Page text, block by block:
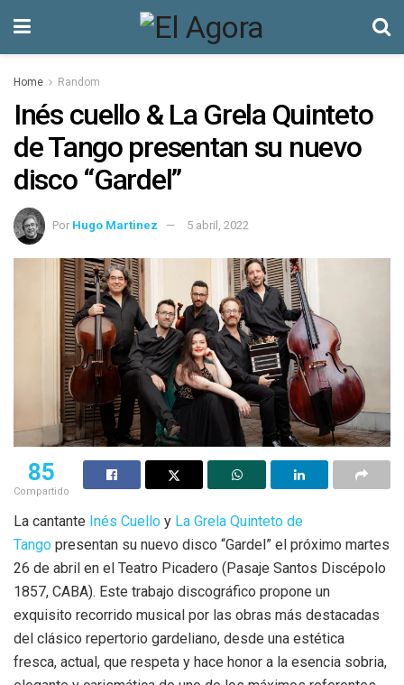
Home Random
Inés cuello & La Grela Quinteto
de Tango presentan su nuevo
disco “Gardel”
Por Hugo Martinez 5 abril, 2022
85
Compartido
La cantante Inés Cuello y La Grela Quinteto de
Tango presentan su nuevo disco “Gardel” el próximo martes
26 de abril en el Teatro Picadero (Pasaje Santos Discépolo
1857, CABA). Este trabajo discográfico propone un
exquisito recorrido musical por las obras más destacadas
del clásico repertorio gardeliano, desde una estética
fresca, actual, que respeta y hace honor a la esencia sobria,